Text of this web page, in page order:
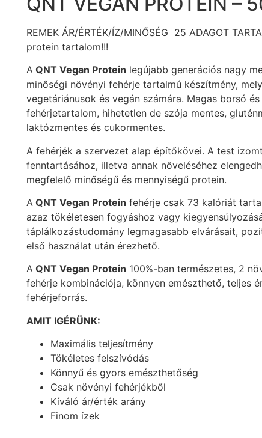
REMEK ÁR/ÉRTÉK/ÍZ/MINŐSÉG 25 ADAGOT
protein tartalom!!!
A QNT Vegan Protein legújabb generációs nagy
minőségi növényi fehérje tartalmú készítmény,
vegetáriánusok és vegán számára. Magas borsó
fehérjetartalom, hihetetlen de szója mentes,
laktózmentes és cukormentes.
A fehérjék a szervezet alap építőkövei. A test
fenntartásához, illetva annak növeléséhez
megfelelő minőségű és mennyiségű protein.
A QNT Vegan Protein fehérje csak 73 kalóriát
azaz tökéletesen fogyáshoz vagy
táplálkozástudomány legmagasabb elvárásait,
első használat után érezhető.
A QNT Vegan Protein 100%-ban természetes, 2
fehérje kombinációja, könnyen emészthető, teljes
fehérjeforrás.
AMIT IGÉRÜNK:
Maximális teljesítmény
Tökéletes felszívódás
Könnyű és gyors emészthetőség
Csak növényi fehérjékből
Kíváló ár/érték arány
Finom ízek